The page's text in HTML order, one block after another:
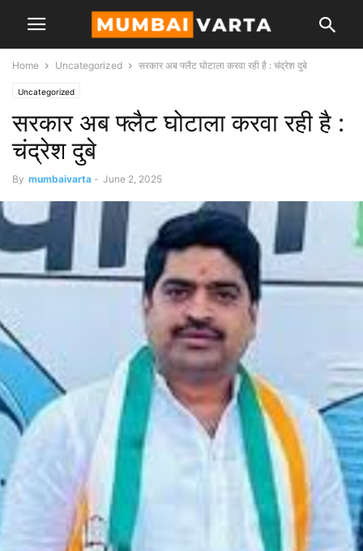
Home Uncategorized सरकार अब फ्लैट घोटाला करवा रही है : चंद्रेश दुबे
Uncategorized
सरकार अब फ्लैट घोटाला करवा रही है :
चंद्रेश दुबे
By mumbaivarta - June 2, 2025